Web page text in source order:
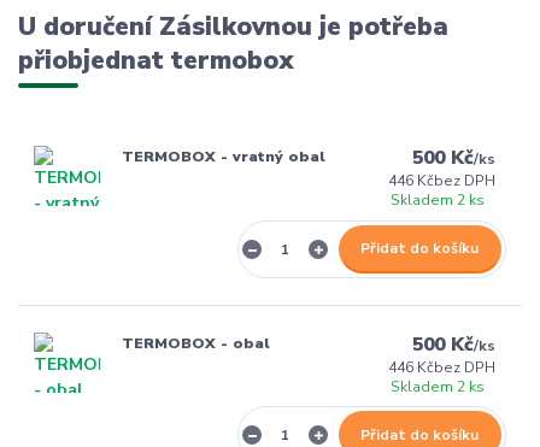
U doručení Zásilkovnou je potřeba
přiobjednat termobox
TERMOBOX - vratný obal 500 Kč/ks
446 Kčbez DPH
Skladem 2 ks
Přidat do košíku
TERMOBOX - obal 500 Kč/ks
446 Kčbez DPH
Skladem 2 ks
Přidat do košíku